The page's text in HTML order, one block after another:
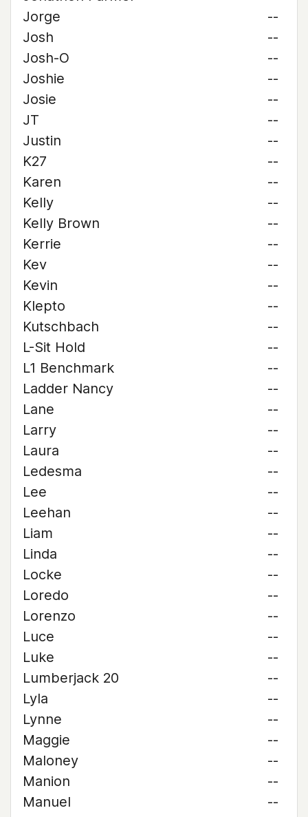
Jorge
--
Josh
--
Josh-O
--
Joshie
--
Josie
--
JT
--
Justin
--
K27
--
Karen
--
Kelly
--
Kelly Brown
--
Kerrie
--
Kev
--
Kevin
--
Klepto
--
Kutschbach
--
L-Sit Hold
--
L1 Benchmark
--
Ladder Nancy
--
Lane
--
Larry
--
Laura
--
Ledesma
--
Lee
--
Leehan
--
Liam
--
Linda
--
Locke
--
Loredo
--
Lorenzo
--
Luce
--
Luke
--
Lumberjack 20
--
Lyla
--
Lynne
--
Maggie
--
Maloney
--
Manion
--
Manuel
--